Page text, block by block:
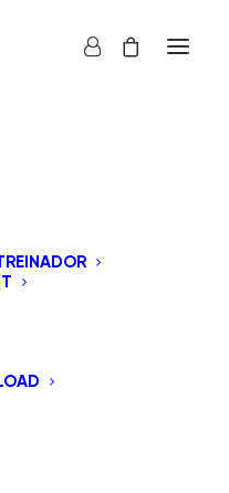
adaptativos
Esta coleção inclui o
Switch, o Foot
o Touch Switch, o
o Cheek Switch, o
Switch. Cada
tomada de 3,5 mm
com uma variedade de